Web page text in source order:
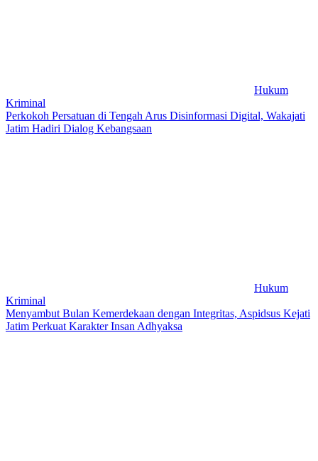
Hukum
Kriminal
Perkokoh Persatuan di Tengah Arus Disinformasi Digital, Wakajati
Jatim Hadiri Dialog Kebangsaan
Hukum
Kriminal
Menyambut Bulan Kemerdekaan dengan Integritas, Aspidsus Kejati
Jatim Perkuat Karakter Insan Adhyaksa